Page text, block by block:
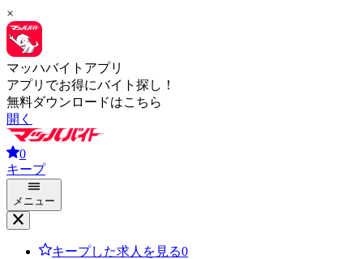
×
マッハバイトアプリ
アプリでお得にバイト探し！
無料ダウンロードはこちら
開く
0
キープ
メニュー
キープした求人を見る0